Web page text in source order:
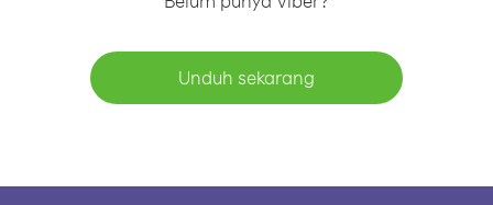
Unduh sekarang